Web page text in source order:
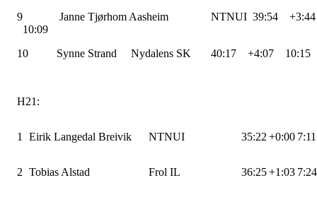
9 Janne Tjørhom Aasheim NTNUI 39:54
10:09
10 Synne Strand Nydalens SK 40:17 +4:07 10:15
H21:
1 Eirik Langedal Breivik NTNUI 35:22 +0:00
2 Tobias Alstad Frol IL 36:25+1:03